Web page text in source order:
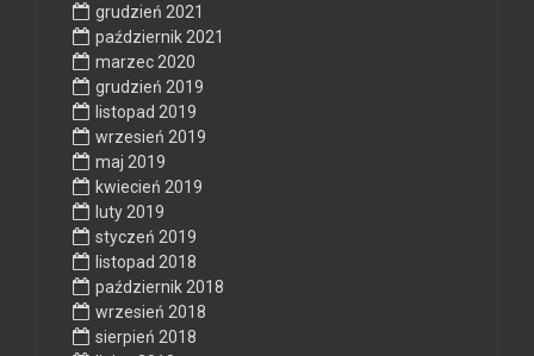
grudzień 2021
październik 2021
marzec 2020
grudzień 2019
listopad 2019
wrzesień 2019
maj 2019
kwiecień 2019
luty 2019
styczeń 2019
listopad 2018
październik 2018
wrzesień 2018
sierpień 2018